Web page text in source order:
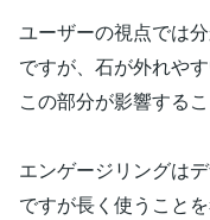
ユーザーの視点では分
ですが、石が外れや
この部分が影響する
エンゲージリングは
ですが長く使うことを